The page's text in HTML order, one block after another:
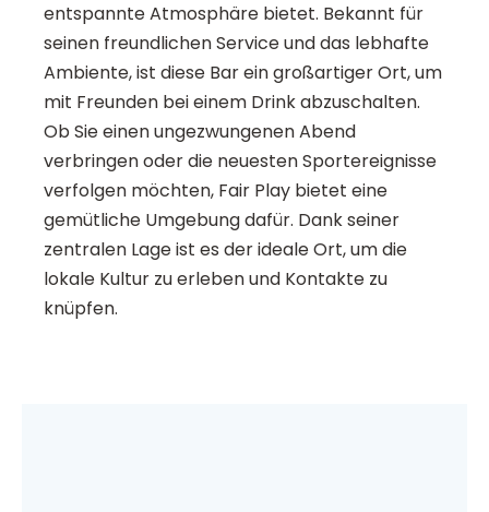
entspannte Atmosphäre bietet. Bekannt für
seinen freundlichen Service und das lebhafte
Ambiente, ist diese Bar ein großartiger Ort, um
mit Freunden bei einem Drink abzuschalten.
Ob Sie einen ungezwungenen Abend
verbringen oder die neuesten Sportereignisse
verfolgen möchten, Fair Play bietet eine
gemütliche Umgebung dafür. Dank seiner
zentralen Lage ist es der ideale Ort, um die
lokale Kultur zu erleben und Kontakte zu
knüpfen.